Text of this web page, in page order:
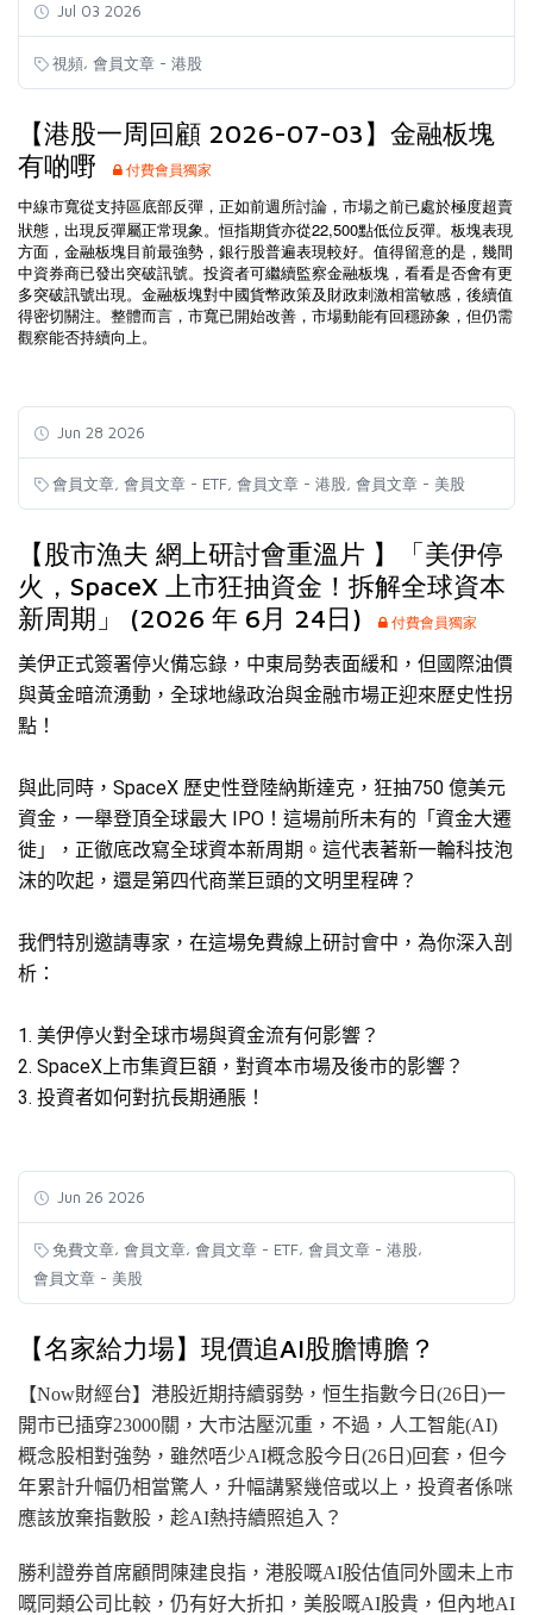
Jul 03 2026
視頻, 會員文章 - 港股
【港股一周回顧 2026-07-03】金融板塊
有啲嘢
付費會員獨家
中線市寬從支持區底部反彈，正如前週所討論，市場之前已處於極度超賣
狀態，出現反彈屬正常現象。恒指期貨亦從22,500點低位反彈。板塊表現
方面，金融板塊目前最強勢，銀行股普遍表現較好。值得留意的是，幾間
中資券商已發出突破訊號。投資者可繼續監察金融板塊，看看是否會有更
多突破訊號出現。金融板塊對中國貨幣政策及財政刺激相當敏感，後續值
得密切關注。整體而言，市寬已開始改善，市場動能有回穩跡象，但仍需
觀察能否持續向上。
Jun 28 2026
會員文章 會員文章 - ETF 會員文章 - 港股 會員文章 - 美股
【股市漁夫 網上研討會重溫片 】「美伊停
火，SpaceX 上市狂抽資金！拆解全球資本
新周期」 (2026 年 6月 24日)
付費會員獨家
美伊正式簽署停火備忘錄，中東局勢表面緩和，但國際油價
與黃金暗流湧動，全球地緣政治與金融市場正迎來歷史性拐
點！
與此同時，SpaceX 歷史性登陸納斯達克，狂抽750 億美元
資金，一舉登頂全球最大 IPO！這場前所未有的「資金大遷
徙」，正徹底改寫全球資本新周期。這代表著新一輪科技泡
沫的吹起，還是第四代商業巨頭的文明里程碑？
我們特別邀請專家，在這場免費線上研討會中，為你深入剖
析：
1.⁠ ⁠美伊停火對全球市場與資金流有何影響？
2.⁠ ⁠SpaceX上市集資巨額，對資本市場及後市的影響？
3.⁠ ⁠投資者如何對抗長期通脹！
Jun 26 2026
免費文章, 會員文章, 會員文章 - ETF, 會員文章 - 港股,
會員文章 - 美股
【名家給力場】現價追AI股膽博膽？
【Now財經台】港股近期持續弱勢，恒生指數今日 (26日 )一
開市已插穿23000關，大市沽壓沉重，不過，人工智能(AI)
概念股相對強勢，雖然唔少AI概念股今日 (26日 )回套，但今
年累計升幅仍相當驚人，升幅講緊幾倍或以上，投資者係咪
應該放棄指數股，趁AI熱持續照追入？
勝利證券首席顧問陳建良指，港股嘅AI股估值同外國未上市
嘅同類公司比較，仍有好大折扣，美股嘅AI股貴，但內地AI